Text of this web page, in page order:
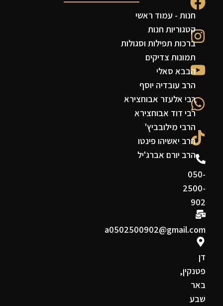
050-
2500-
902
a0502500902@gmail.com
דן
פטנקין,
באר
שבע
חנות - עמוד ראשי
קטגוריות חנות
ברכות תפילות וסגולות
תמונות צדיקים
הבבא סאלי
הרב עובדיה יוסף
רבי אלעזר אבוחצירא
רבי דוד אבוחצירא
הרבי מילובביץ'
הרב יאשיהו פינטו
הרב יורם אברג'יל